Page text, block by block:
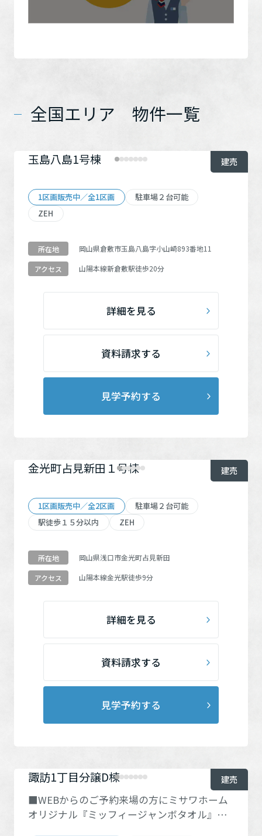
全国エリア 物件一覧
建売
玉島八島1号棟
1区画販売中／全1区画
駐車場２台可能
ZEH
所在地 岡山県倉敷市玉島八島字小山崎893番地11
アクセス 山陽本線新倉敷駅徒歩20分
詳細を見る
資料請求する
見学予約する
建売
金光町占見新田１号棟
1区画販売中／全2区画
駐車場２台可能
駅徒歩１５分以内
ZEH
所在地 岡山県浅口市金光町占見新田
アクセス 山陽本線金光駅徒歩9分
詳細を見る
資料請求する
見学予約する
建売
諏訪1丁目分譲D棟
■WEBからのご予約来場の方にミサワホーム
オリジナル『ミッフィージャンボタオル』を